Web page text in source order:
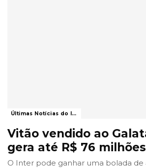
Últimas Notícias do Internacional
Vitão vendido ao
gera até R$ 76
O Inter pode ganhar uma bolada de